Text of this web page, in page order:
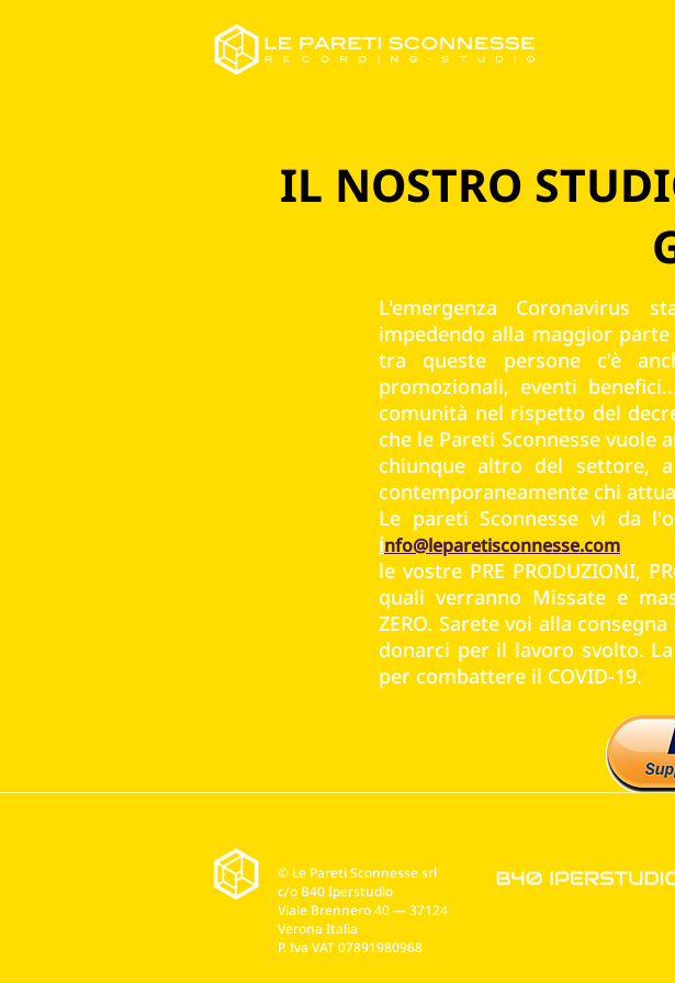
IL NOSTRO
L'emergenza Coronavirus
impedendo alla maggior
tra queste persone c'è
promozionali, eventi
comunità nel rispetto del
che le Pareti Sconnesse
chiunque altro del settore,
contemporaneamente chi
Le pareti Sconnesse vi da
info@leparetisconnesse.com
le vostre PRE PRODUZIONI,
quali verranno Missate e
ZERO. Sarete voi alla
donarci per il lavoro svolto.
per combattere il COVID-19.
© Le Pareti Sconnesse srl
c/o B40 Iperstudio
Viale Brennero 40 — 37124
Verona Italia
P. Iva VAT 07891980968